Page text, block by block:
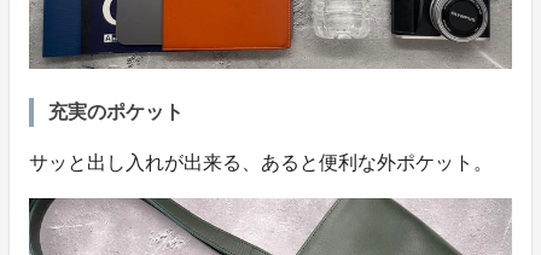
充実のポケット
サッと出し入れが出来る、あると便利な外ポケット。